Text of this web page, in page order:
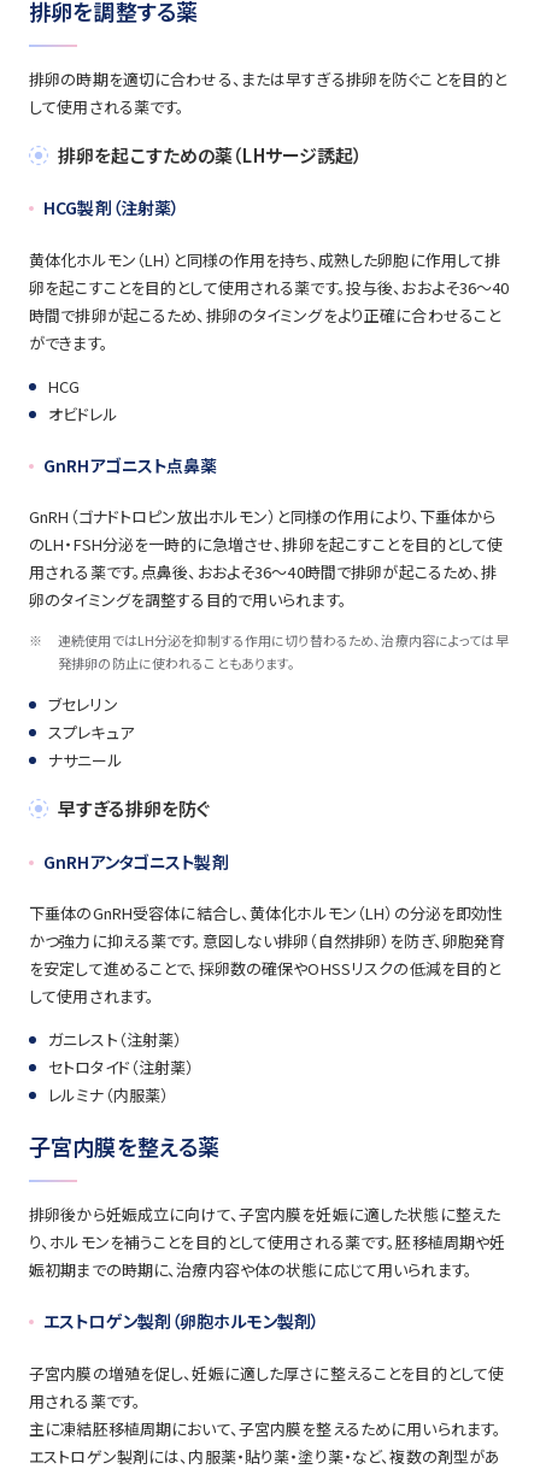
排卵を調整する薬
排卵の時期を適切に合わせる、または早すぎる排卵を防ぐことを目的と
して使用される薬です。
排卵を起こすための薬（LHサージ誘起）
HCG製剤（注射薬）
黄体化ホルモン（LH）と同様の作用を持ち、成熟した卵胞に作用して排
卵を起こすことを目的として使用される薬です。投与後、おおよそ36〜40
時間で排卵が起こるため、排卵のタイミングをより正確に合わせること
ができます。
HCG
オビドレル
GnRHアゴニスト点鼻薬
GnRH（ゴナドトロピン放出ホルモン）と同様の作用により、下垂体から
のLH・FSH分泌を一時的に急増させ、排卵を起こすことを目的として使
用される薬です。点鼻後、おおよそ36〜40時間で排卵が起こるため、排
卵のタイミングを調整する目的で用いられます。
※
連続使用ではLH分泌を抑制する作用に切り替わるため、治療内容によっては早
発排卵の防止に使われることもあります。
ブセレリン
スプレキュア
ナサニール
早すぎる排卵を防ぐ
GnRHアンタゴニスト製剤
下垂体のGnRH受容体に結合し、黄体化ホルモン（LH）の分泌を即効性
かつ強力に抑える薬です。意図しない排卵（自然排卵）を防ぎ、卵胞発育
を安定して進めることで、採卵数の確保やOHSSリスクの低減を目的と
して使用されます。
ガニレスト（注射薬）
セトロタイド（注射薬）
レルミナ（内服薬）
子宮内膜を整える薬
排卵後から妊娠成立に向けて、子宮内膜を妊娠に適した状態に整えた
り、ホルモンを補うことを目的として使用される薬です。胚移植周期や妊
娠初期までの時期に、治療内容や体の状態に応じて用いられます。
エストロゲン製剤 （卵胞ホルモン製剤）
子宮内膜の増殖を促し、妊娠に適した厚さに整えることを目的として使
用される薬です。
主に凍結胚移植周期において、子宮内膜を整えるために用いられます。
エストロゲン製剤には、内服薬・貼り薬・塗り薬・など、複数の剤型があ